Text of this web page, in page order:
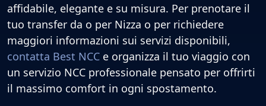
affidabile, elegante e su misura. Per prenotare il
tuo transfer da o per Nizza o per richiedere
maggiori informazioni sui servizi disponibili,
contatta Best NCC e organizza il tuo viaggio con
un servizio NCC professionale pensato per offrirti
il massimo comfort in ogni spostamento.